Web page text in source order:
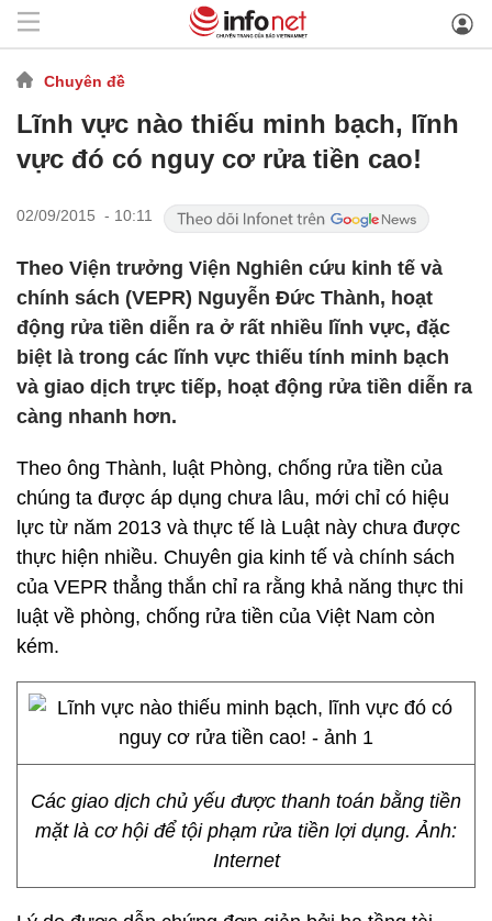
Chuyên đề
Lĩnh vực nào thiếu minh bạch, lĩnh
vực đó có nguy cơ rửa tiền cao!
02/09/2015 - 10:11
Theo Viện trưởng Viện Nghiên cứu kinh tế và
chính sách (VEPR) Nguyễn Đức Thành, hoạt
động rửa tiền diễn ra ở rất nhiều lĩnh vực, đặc
biệt là trong các lĩnh vực thiếu tính minh bạch
và giao dịch trực tiếp, hoạt động rửa tiền diễn ra
càng nhanh hơn.
Theo ông Thành, luật Phòng, chống rửa tiền của
chúng ta được áp dụng chưa lâu, mới chỉ có hiệu
lực từ năm 2013 và thực tế là Luật này chưa được
thực hiện nhiều. Chuyên gia kinh tế và chính sách
của VEPR thẳng thắn chỉ ra rằng khả năng thực thi
luật về phòng, chống rửa tiền của Việt Nam còn
kém.
Các giao dịch chủ yếu được thanh toán bằng tiền
mặt là cơ hội để tội phạm rửa tiền lợi dụng. Ảnh:
Internet